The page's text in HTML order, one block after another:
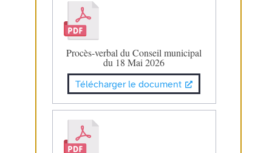
Procès-verbal du Conseil municipal
du 18 Mai 2026
Télécharger le document